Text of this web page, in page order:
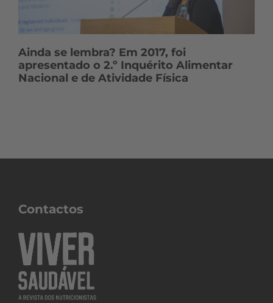
Ainda se lembra? Em 2017, foi
apresentado o 2.º Inquérito Alimentar
Nacional e de Atividade Física
Contactos